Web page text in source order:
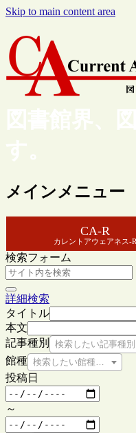
Skip to main content area
図書館界、
す。
メインメニュー
CA-R
カレントアウェアネス-R
検索フォーム
詳細検索
タイトル
本文
記事種別
検索したい記事種
館種 検索したい館種を選択し
投稿日
～